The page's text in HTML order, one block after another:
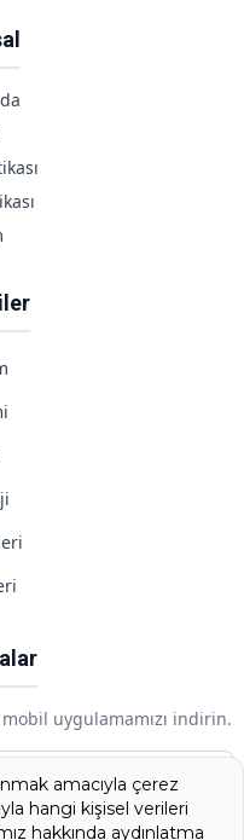
uygulamamızı indirin.
App Store
amacıyla çerez
hangi kişisel verileri
hakkında aydınlatma